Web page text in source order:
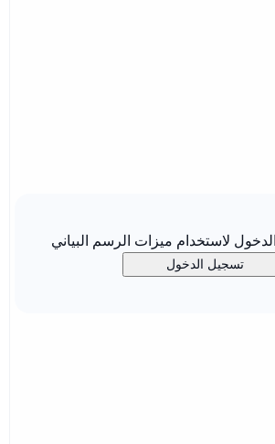
لاستخدام ميزات الرسم البياني
تسجيل الدخول